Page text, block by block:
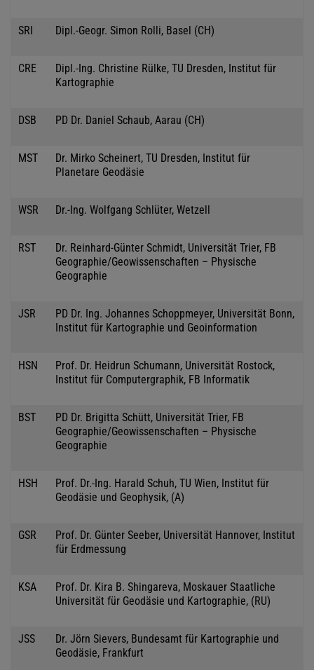
SRI Dipl.-Geogr. Simon Rolli, Basel (CH)
CRE
Dipl.-Ing. Christine Rülke, TU Dresden, Institut für
Kartographie
DSB PD Dr. Daniel Schaub, Aarau (CH)
MST
Dr. Mirko Scheinert, TU Dresden, Institut für
Planetare Geodäsie
WSR Dr.-Ing. Wolfgang Schlüter, Wetzell
RST
Dr. Reinhard-Günter Schmidt, Universität Trier, FB
Geographie/Geowissenschaften – Physische
Geographie
JSR
PD Dr. Ing. Johannes Schoppmeyer, Universität Bonn,
Institut für Kartographie und Geoinformation
HSN
Prof. Dr. Heidrun Schumann, Universität Rostock,
Institut für Computergraphik, FB Informatik
BST
PD Dr. Brigitta Schütt, Universität Trier, FB
Geographie/Geowissenschaften – Physische
Geographie
HSH
Prof. Dr.-Ing. Harald Schuh, TU Wien, Institut für
Geodäsie und Geophysik, (A)
GSR
Prof. Dr. Günter Seeber, Universität Hannover, Institut
für Erdmessung
KSA
Prof. Dr. Kira B. Shingareva, Moskauer Staatliche
Universität für Geodäsie und Kartographie, (RU)
JSS
Dr. Jörn Sievers, Bundesamt für Kartographie und
Geodäsie, Frankfurt